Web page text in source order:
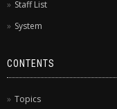
Staff List
System
CONTENTS
Topics